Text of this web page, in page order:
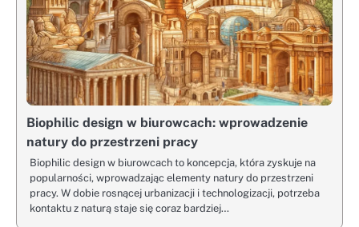
Biophilic design w biurowcach: wprowadzenie
natury do przestrzeni pracy
Biophilic design w biurowcach to koncepcja, która zyskuje na
popularności, wprowadzając elementy natury do przestrzeni
pracy. W dobie rosnącej urbanizacji i technologizacji, potrzeba
kontaktu z naturą staje się coraz bardziej…